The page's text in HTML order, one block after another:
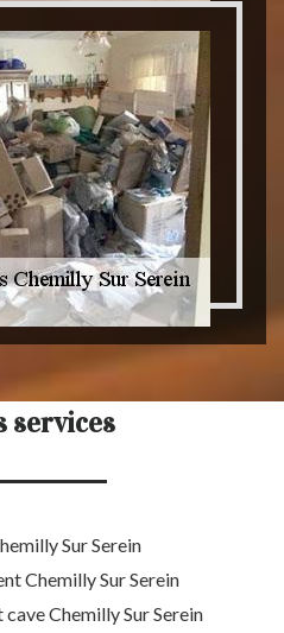
services
Sur Serein
Chemilly Sur Serein
Chemilly Sur Serein